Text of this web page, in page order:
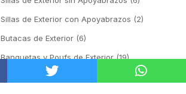
Sillas de Exterior con Apoyabrazos (2)
Butacas de Exterior (6)
Banquetas y Poufs de Exterior(19)